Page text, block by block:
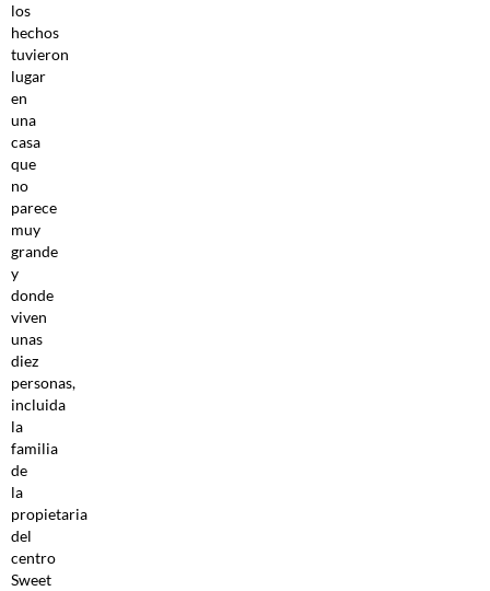
los
hechos
tuvieron
lugar
en
una
casa
que
no
parece
muy
grande
y
donde
viven
unas
diez
personas,
incluida
la
familia
de
la
propietaria
del
centro
Sweet